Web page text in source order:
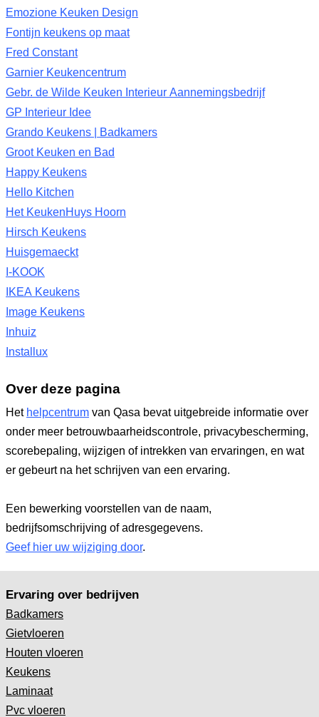
Emozione Keuken Design
Fontijn keukens op maat
Fred Constant
Garnier Keukencentrum
Gebr. de Wilde Keuken Interieur Aannemingsbedrijf
GP Interieur Idee
Grando Keukens | Badkamers
Groot Keuken en Bad
Happy Keukens
Hello Kitchen
Het KeukenHuys Hoorn
Hirsch Keukens
Huisgemaeckt
I-KOOK
IKEA Keukens
Image Keukens
Inhuiz
Installux
Over deze pagina
Het helpcentrum van Qasa bevat uitgebreide informatie over
onder meer betrouwbaarheidscontrole, privacybescherming,
scorebepaling, wijzigen of intrekken van ervaringen, en wat
er gebeurt na het schrijven van een ervaring.
Een bewerking voorstellen van de naam,
bedrijfsomschrijving of adresgegevens.
Geef hier uw wijziging door.
Ervaring over bedrijven
Badkamers
Gietvloeren
Houten vloeren
Keukens
Laminaat
Pvc vloeren